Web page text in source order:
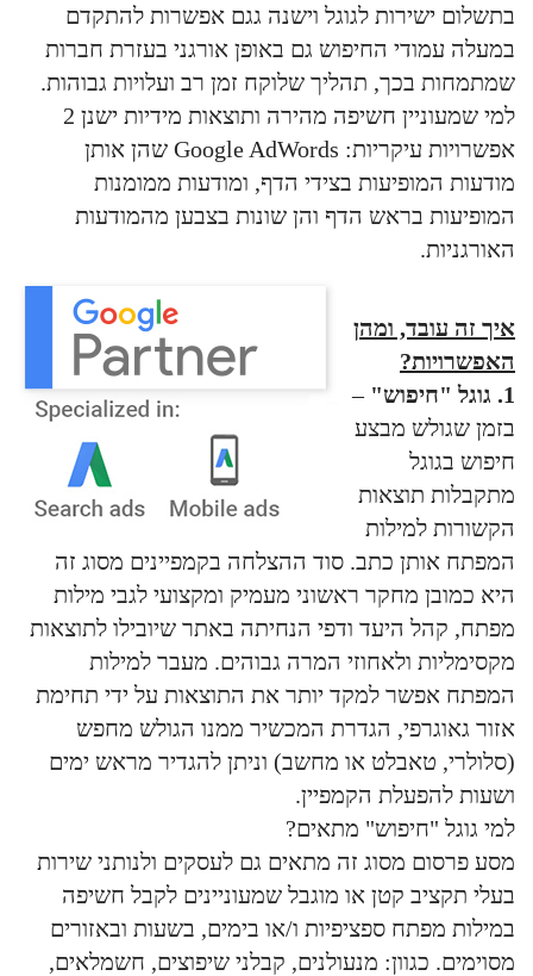
בתשלום ישירות לגוגל וישנה גגם אפשרות להתקדם
במעלה עמודי החיפוש גם באופן אורגני בעזרת חברות
שמתמחות בכך, תהליך שלוקח זמן רב ועלויות גבוהות.
למי שמעוניין חשיפה מהירה ותוצאות מידיות ישנן 2
אפשרויות עיקריות: Google AdWords שהן אותן
מודעות המופיעות בצידי הדף, ומודעות ממומנות
המופיעות בראש הדף והן שונות בצבען מהמודעות
האורגניות.
איך זה עובד, ומהן
האפשרויות?
1. גוגל "חיפוש"
–
בזמן שגולש מבצע
חיפוש בגוגל
מתקבלות תוצאות
הקשורות למילות
המפתח אותן כתב. סוד ההצלחה בקמפיינים מסוג זה
היא כמובן מחקר ראשוני מעמיק ומקצועי לגבי מילות
מפתח, קהל היעד ודפי הנחיתה באתר שיובילו לתוצאות
מקסימליות ולאחוזי המרה גבוהים. מעבר למילות
המפתח אפשר למקד יותר את התוצאות על ידי תחימת
אזור גאוגרפי, הגדרת המכשיר ממנו הגולש מחפש
(סלולרי, טאבלט או מחשב) וניתן להגדיר מראש ימים
ושעות להפעלת הקמפיין.
למי גוגל "חיפוש" מתאים?
מסע פרסום מסוג זה מתאים גם לעסקים ולנותני שירות
בעלי תקציב קטן או מוגבל שמעוניינים לקבל חשיפה
במילות מפתח ספציפיות ו/או בימים, בשעות ובאזורים
מסוימים. כגוון: מנעולנים, קבלני שיפוצים, חשמלאים,